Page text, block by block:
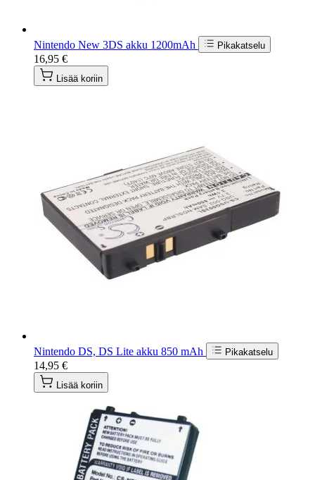
Nintendo New 3DS akku 1200mAh Pikakatselu
16,95 €
Lisää koriin
Nintendo DS, DS Lite akku 850 mAh Pikakatselu
14,95 €
Lisää koriin